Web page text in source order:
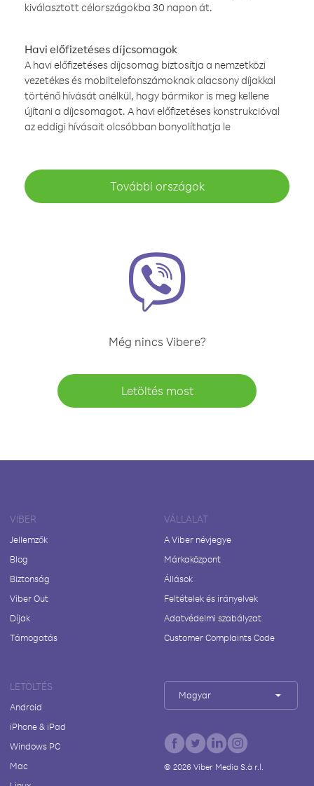
kiválasztott célországokba 30 napon át.
Havi előfizetéses díjcsomagok
A havi előfizetéses díjcsomag biztosítja a nemzetközi
vezetékes és mobiltelefonszámoknak alacsony díjakkal
történő hívását anélkül, hogy bármikor is meg kellene
újítani a díjcsomagot. A havi előfizetéses konstrukcióval
az eddigi hívásait olcsóbban bonyolíthatja le
További országok
Még nincs Vibere?
Letöltés most
VIBER
Jellemzők
Blog
Biztonság
Viber Out
Díjak
Támogatás
VÁLLALAT
A Viber névjegye
Márkaközpont
Állások
Feltételek és irányelvek
Adatvédelmi szabályzat
Customer Complaints Code
LETÖLTÉS
Android
iPhone & iPad
Windows PC
Mac
Magyar
© 2026Viber Media S.à r.l.